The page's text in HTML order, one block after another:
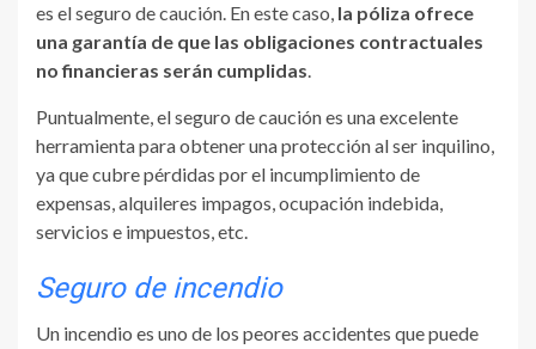
es el seguro de caución. En este caso, la póliza ofrece
una garantía de que las obligaciones contractuales
no financieras serán cumplidas.
Puntualmente, el seguro de caución es una excelente
herramienta para obtener una protección al ser inquilino,
ya que cubre pérdidas por el incumplimiento de
expensas, alquileres impagos, ocupación indebida,
servicios e impuestos, etc.
Seguro de incendio
Un incendio es uno de los peores accidentes que puede